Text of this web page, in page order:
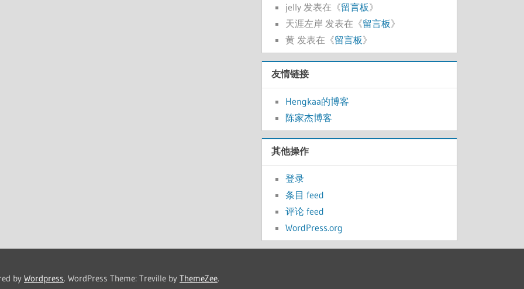
jelly 发表在《留言板》
天涯左岸 发表在《留言板》
黄 发表在《留言板》
友情链接
Hengkaa的博客
陈家杰博客
其他操作
登录
条目 feed
评论 feed
WordPress.org
by Wordpress. WordPress Theme: Treville by ThemeZee.